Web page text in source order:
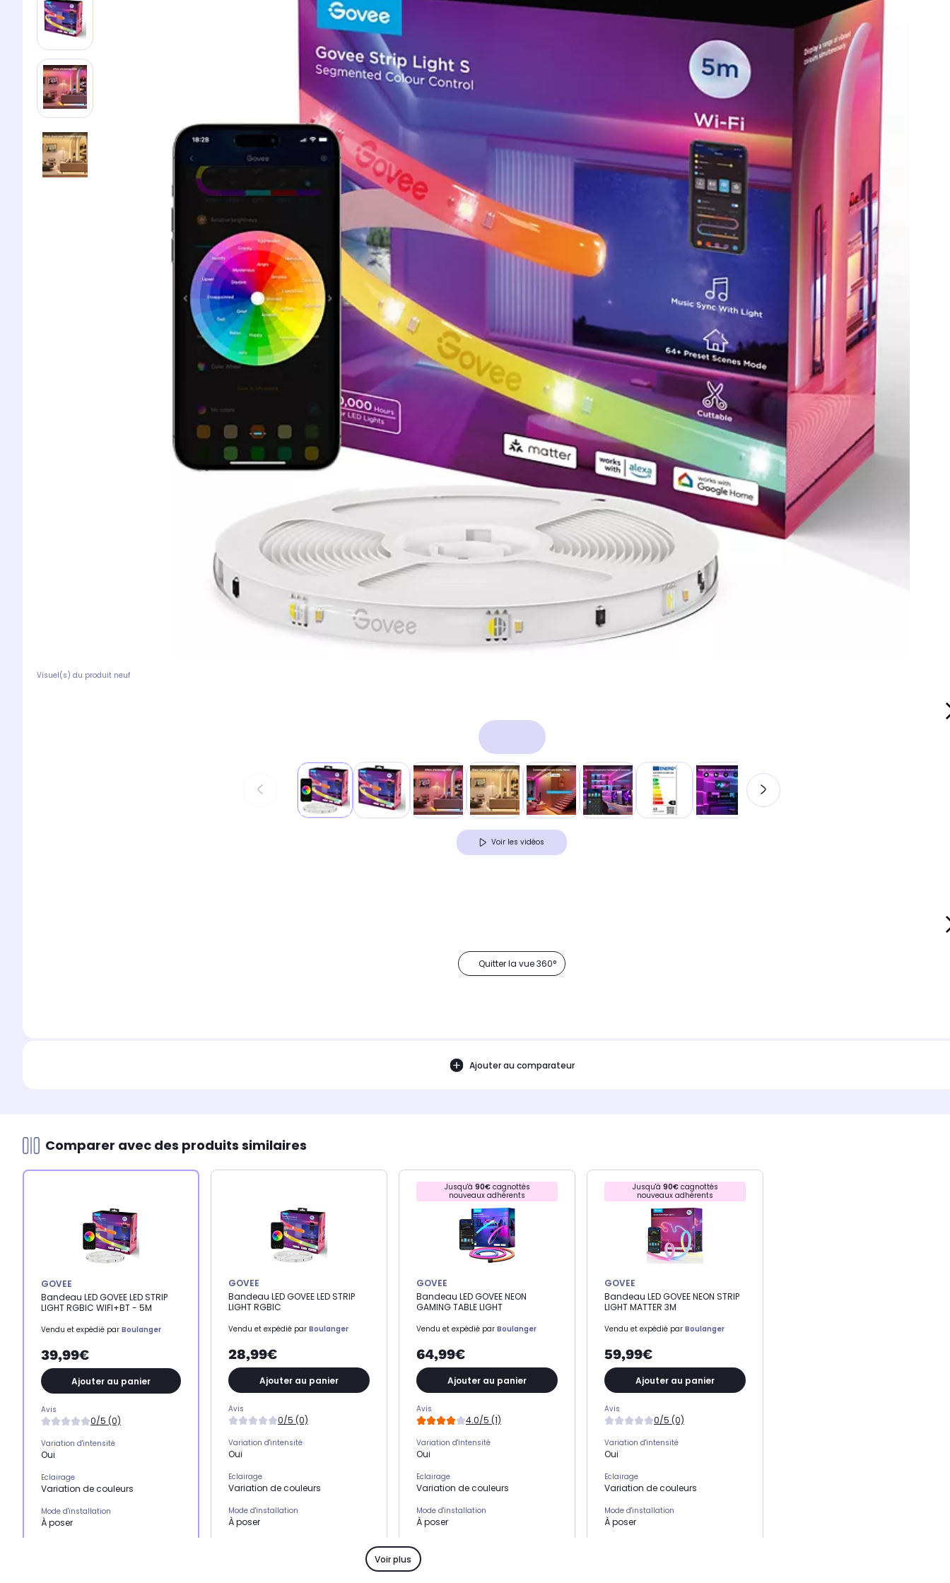
Visuel(s) du produit neuf
Voir les vidéos
Quitter la vue 360°
Ajouter au comparateur
Comparer avec des produits similaires
GOVEE
Bandeau LED GOVEE LED STRIP
LIGHT RGBIC WIFI+BT - 5M
Vendu et expédié par Boulanger
39,99€
Ajouter au panier
Avis
0/5 (0)
Variation d'intensité
Oui
Eclairage
Variation de couleurs
Mode d'installation
À poser
GOVEE
Bandeau LED GOVEE LED STRIP
LIGHT RGBIC
Vendu et expédié par Boulanger
28,99€
Ajouter au panier
Avis
0/5 (0)
Variation d'intensité
Oui
Eclairage
Variation de couleurs
Mode d'installation
À poser
Jusqu'à 90€cagnottés
nouveaux adhérents
GOVEE
Bandeau LED GOVEE NEON
GAMING TABLE LIGHT
Vendu et expédié par Boulanger
64,99€
Ajouter au panier
Avis
4.0/5 (1)
Variation d'intensité
Oui
Eclairage
Variation de couleurs
Mode d'installation
À poser
G
Jusqu'à 90€cagnottés
nouveaux adhérents
GOVEE
Bandeau LED GOVEE NEON STRIP
LIGHT MATTER 3M
Vendu et expédié par Boulanger
59,99€
Ajouter au panier
Avis
0/5 (0)
Variation d'intensité
Oui
Eclairage
Variation de couleurs
Mode d'installation
À poser
Voir plus